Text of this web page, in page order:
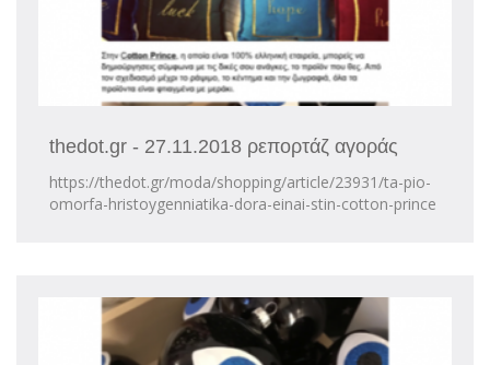
thedot.gr - 27.11.2018 ρεπορτάζ αγοράς
https://thedot.gr/moda/shopping/article/23931/ta-pio-
omorfa-hristoygenniatika-dora-einai-stin-cotton-prince